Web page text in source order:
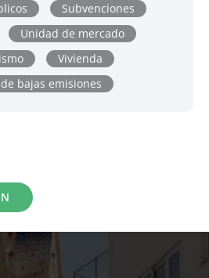
Subvenciones
Unidad de mercado
Vivienda
bajas emisiones